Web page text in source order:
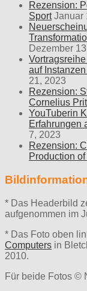
Rezension:
Sport Januar
Dezember
auf
21, 2023
Rezension:
Cornelius
YouTuberin
Erfahrungen
7, 2023
Rezension:
Production
* Das Headerbild
aufgenommen im
* Das Foto oben
Computers in
2010.
Für beide Fotos ©